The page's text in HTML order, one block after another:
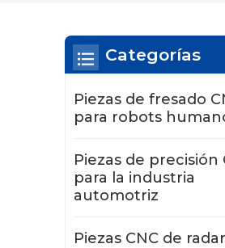
Categorías
Piezas de fresado
para robots
Piezas de precisión
para la industria
automotriz
Piezas CNC de